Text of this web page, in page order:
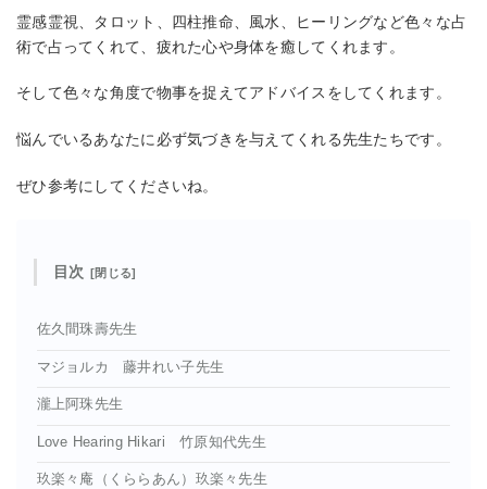
霊感霊視、タロット、四柱推命、風水、ヒーリングなど色々な占
術で占ってくれて、疲れた心や身体を癒してくれます。
そして色々な角度で物事を捉えてアドバイスをしてくれます。
悩んでいるあなたに必ず気づきを与えてくれる先生たちです。
ぜひ参考にしてくださいね。
目次
佐久間珠壽先生
マジョルカ 藤井れい子先生
瀧上阿珠先生
Love Hearing Hikari 竹原知代先生
玖楽々庵（くららあん）玖楽々先生